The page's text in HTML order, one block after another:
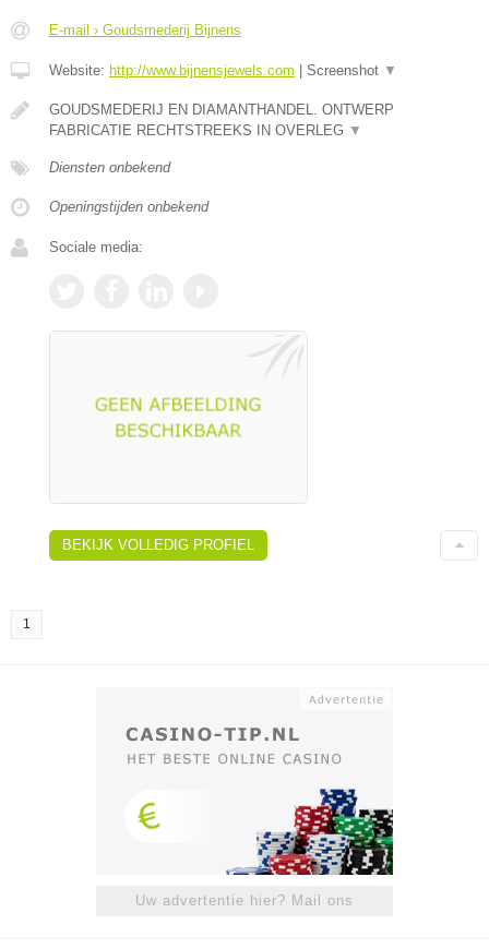
E-mail › Goudsmederij Bijnens
Website: http://www.bijnensjewels.com Screenshot ▼
GOUDSMEDERIJ EN DIAMANTHANDEL. ONTWERP
FABRICATIE RECHTSTREEKS IN OVERLEG ▼
Diensten onbekend
Openingstijden onbekend
Sociale media:
BEKIJK VOLLEDIG PROFIEL
1
Uw advertentie hier? Mail ons